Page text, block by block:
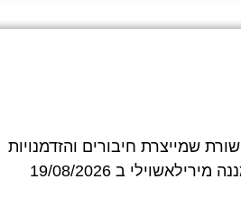
שמייצרת חיבורים והזדמנויות
בהנחית מננה מירילאשוילי ב 19/08/2026